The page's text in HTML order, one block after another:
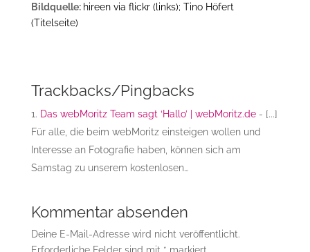
Bildquelle: hireen via flickr (links); Tino Höfert
(Titelseite)
Trackbacks/Pingbacks
Das webMoritz Team sagt ‘Hallo’ | webMoritz.de- [...]
Für alle, die beim webMoritz einsteigen wollen und
Interesse an Fotografie haben, können sich am
Samstag zu unserem kostenlosen…
Kommentar absenden
Deine E-Mail-Adresse wird nicht veröffentlicht.